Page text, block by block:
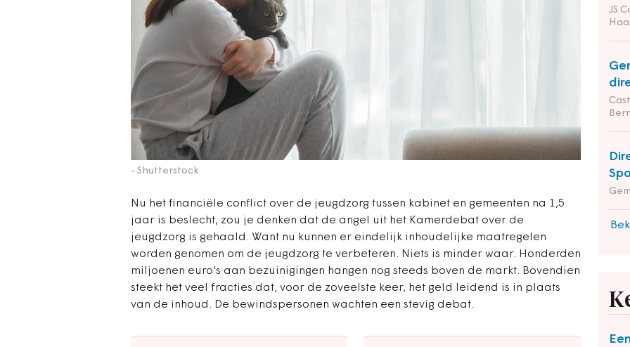
- Shutterstock
Nu het financiële conflict over de jeugdzorg tussen kabinet en gemeenten na 1,5
jaar is beslecht, zou je denken dat de angel uit het Kamerdebat over de
jeugdzorg is gehaald. Want nu kunnen er eindelijk inhoudelijke maatregelen
worden genomen om de jeugdzorg te verbeteren. Niets is minder waar. Honderden
miljoenen euro's aan bezuinigingen hangen nog steeds boven de markt. Bovendien
steekt het veel fracties dat, voor de zoveelste keer, het geld leidend is in plaats
van de inhoud. De bewindspersonen wachten een stevig debat.
JS